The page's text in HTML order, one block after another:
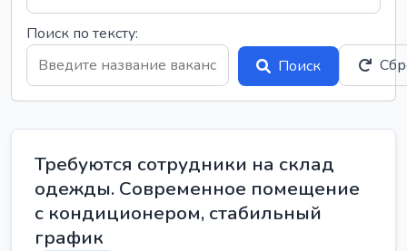
Поиск по тексту:
Поиск
Требуются сотрудники на склад
одежды. Современное помещение
с кондиционером, стабильный
график